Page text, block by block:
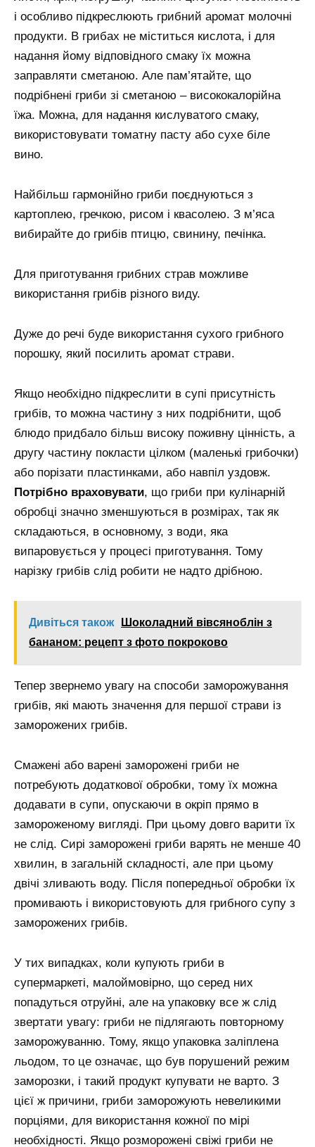
і особливо підкреслюють грибний аромат молочні
продукти. В грибах не міститься кислота, і для
надання йому відповідного смаку їх можна
заправляти сметаною. Але пам’ятайте, що
подрібнені гриби зі сметаною – висококалорійна
їжа. Можна, для надання кислуватого смаку,
використовувати томатну пасту або сухе біле
вино.
Найбільш гармонійно гриби поєднуються з
картоплею, гречкою, рисом і квасолею. З м’яса
вибирайте до грибів птицю, свинину, печінка.
Для приготування грибних страв можливе
використання грибів різного виду.
Дуже до речі буде використання сухого грибного
порошку, який посилить аромат страви.
Якщо необхідно підкреслити в супі присутність
грибів, то можна частину з них подрібнити, щоб
блюдо придбало більш високу поживну цінність, а
другу частину покласти цілком (маленькі грибочки)
або порізати пластинками, або навпіл уздовж.
Потрібно враховувати, що гриби при кулінарній
обробці значно зменшуються в розмірах, так як
складаються, в основному, з води, яка
випаровується у процесі приготування. Тому
нарізку грибів слід робити не надто дрібною.
Дивіться також
Шоколадний вівсяноблін з
бананом: рецепт з фото покроково
Тепер звернемо увагу на способи заморожування
грибів, які мають значення для першої страви із
заморожених грибів.
Смажені або варені заморожені гриби не
потребують додаткової обробки, тому їх можна
додавати в супи, опускаючи в окріп прямо в
замороженому вигляді. При цьому довго варити їх
не слід. Сирі заморожені гриби варять не менше 40
хвилин, в загальній складності, але при цьому
двічі зливають воду. Після попередньої обробки їх
промивають і використовують для грибного супу з
заморожених грибів.
У тих випадках, коли купують гриби в
супермаркеті, малоймовірно, що серед них
попадуться отруйні, але на упаковку все ж слід
звертати увагу: гриби не підлягають повторному
заморожуванню. Тому, якщо упаковка заліплена
льодом, то це означає, що був порушений режим
заморозки, і такий продукт купувати не варто. З
цієї ж причини, гриби заморожують невеликими
порціями, для використання кожної по мірі
необхідності. Якщо розморожені свіжі гриби не